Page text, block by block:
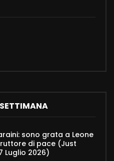
sono grata a Leone
di pace (Just
Luglio 2026)